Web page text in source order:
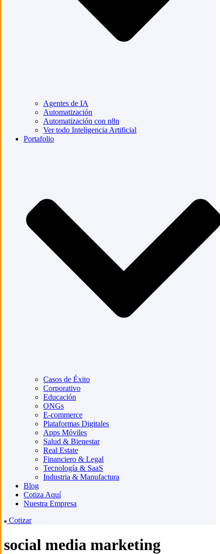
Agentes de IA
Automatización
Automatización con n8n
Ver todo Inteligencia Artificial
Portafolio
Casos de Éxito
Corporativo
Educación
ONGs
E-commerce
Plataformas Digitales
Apps Móviles
Salud & Bienestar
Real Estate
Financiero & Legal
Tecnología & SaaS
Industria & Manufactura
Blog
Cotiza Aquí
Nuestra Empresa
Cotizar
social media marketing